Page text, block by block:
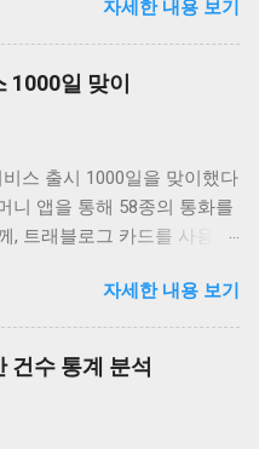
대선을 앞두고 더불어민주
완료했습니다. 각 당의 후보
후보로 낙점될 예정입니다.
요해지고 있는 시점에서 진
유권자들의 관심을 한 몸
해 경쟁할 것입니다. 후보 등
선거 캠페인에 돌입하게
정책 및 이슈, 리더십에 대
양당 간의 정책 비교와 유
가 될 것입니다. 예비후보 등
떤 후보를 선택할지에 대한
할 것입니다. 민주당과 국
자세한 내용 보기
일 맞이
스 출시 1000일을 맞이했다
니 앱을 통해 58종의 통화를
, 트래블로그 카드를 사용하
거래의 편리함과 비용 절감
기를 끌고 있다. 하나카드의
고객의 니즈를 반영하여
. 이 서비스는 사용자들이
설계되었습니다. 하나머니
자세한 내용 보기
건수 통계 분석